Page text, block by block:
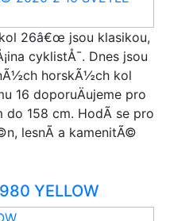
kol 26â€œ jsou klasikou,
cyklistÅ¯. Dnes jsou
horskÃ½ch kol
16 doporuÄujeme pro
158 cm. HodÃ­ se pro
lesnÃ­ a kamenitÃ©
YELLOW